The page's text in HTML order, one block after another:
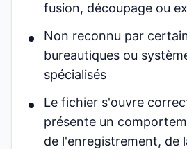
fusion, découpage ou
Non reconnu par
bureautiques ou
spécialisés
Le fichier s'ouvre
présente un
de l'enregistrement, de